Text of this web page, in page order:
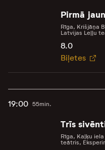
Pirmā
Rīga, Krišjāņa
Latvijas Leļļu
8.0
Biļetes
19:00 55min.
Trīs
Rīga, Kaļķu
teātris,